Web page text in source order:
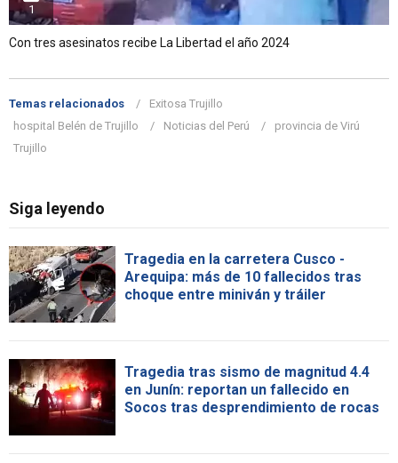
1
Con tres asesinatos recibe La Libertad el año 2024
Temas relacionados
Exitosa Trujillo
hospital Belén de Trujillo
Noticias del Perú
provincia de Virú
Trujillo
Siga leyendo
Tragedia en la carretera Cusco -
Arequipa: más de 10 fallecidos tras
choque entre miniván y tráiler
Tragedia tras sismo de magnitud 4.4
en Junín: reportan un fallecido en
Socos tras desprendimiento de rocas